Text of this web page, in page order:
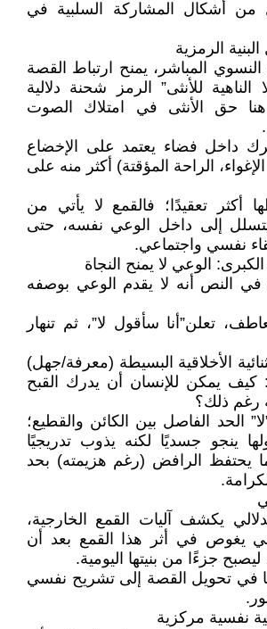
من أشكال المشاركة السلبية في
المباشر، يمنح ارتباط القصة
الناهية للأنثى” الرمز شحنة دلالية
هنا حق الأنثى في امتلاك الصوت
داخل فضاء يعتمد على الإخضاع
الراحة المؤقتة) أكثر منه على
أكثر تعقيدًا؛ فالقمع لا يأتي من
إلى داخل الوعي نفسه، حتى
نفسي واجتماعي.
النص أنه لا يقدم الوعي بوصفه
تعلن”أنا سأقول لا”، ثم تنهار
الأخلاقية البسيطة (معرفة/جهل)
كيف يمكن للإنسان أن يدرك القبح
رغم ذلك؟
الحد الفاصل بين الكائن والقطيع؛
ينجو جسديًا لكنه يذوب تدريجيًا
يحتفظ الرافض (رغم هزيمته) بحد
يكشف آليات القمع الخارجية،
يغوص في أثر هذا القمع بعد أن
جزءًا من بنيتها اليومية.
في تحويل القصة إلى تشريح نفسي